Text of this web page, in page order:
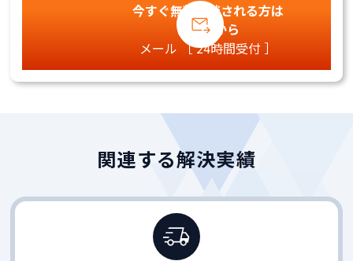
今すぐ無料相談される方は
こちらから
メール ［ 24時間受付 ］
関連する解決実績